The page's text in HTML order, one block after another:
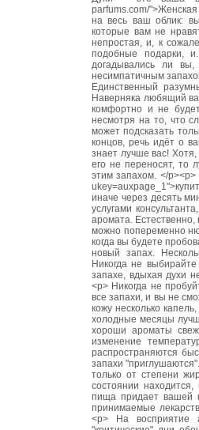
parfums.com/
на весь ваш облик:
которые вам не
непростая, и, к
подобные подарки,
догадывались ли вы,
несимпатичным
Единственный
Наверняка любящий
комфортно и не
несмотря на то, что
может подсказать
концов, речь идёт о
знает лучше вас!
его не переносят, то
этим запахом. </
иначе через десять
услугами
аромата.
можно попеременно
когда вы будете
новый запах.
Никогда не
запахе, вдыхая духи
<p> Никогда не
все запахи, и вы не
кожу несколько
холодные месяцы
хороши ароматы
изменение
распространяются
запахи
только от степени
состоянии
пища придает вашей
принимаемые
<p> На восприятие